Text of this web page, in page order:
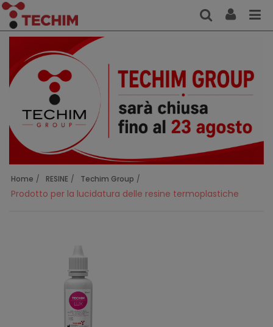
Home RESINE Techim Group
Prodotto per la lucidatura delle resine termoplastiche